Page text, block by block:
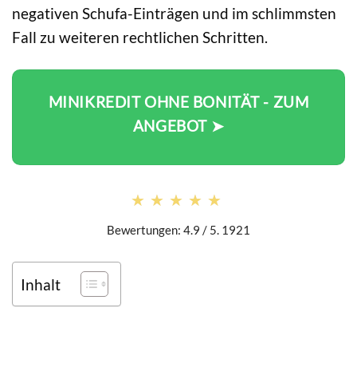
negativen Schufa-Einträgen und im schlimmsten
Fall zu weiteren rechtlichen Schritten.
MINIKREDIT OHNE BONITÄT - ZUM
ANGEBOT ➤
★★★★★
★★★★★
Bewertungen: 4.9 / 5. 1921
Inhalt